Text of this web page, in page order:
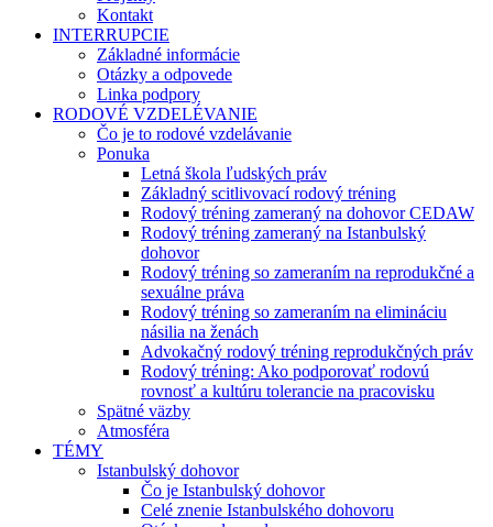
Kontakt
INTERRUPCIE
Základné informácie
Otázky a odpovede
Linka podpory
RODOVÉ VZDELÉVANIE
Čo je to rodové vzdelávanie
Ponuka
Letná škola ľudských práv
Základný scitlivovací rodový tréning
Rodový tréning zameraný na dohovor CEDAW
Rodový tréning zameraný na Istanbulský
dohovor
Rodový tréning so zameraním na reprodukčné a
sexuálne práva
Rodový tréning so zameraním na elimináciu
násilia na ženách
Advokačný rodový tréning reprodukčných práv
Rodový tréning: Ako podporovať rodovú
rovnosť a kultúru tolerancie na pracovisku
Spätné väzby
Atmosféra
TÉMY
Istanbulský dohovor
Čo je Istanbulský dohovor
Celé znenie Istanbulského dohovoru